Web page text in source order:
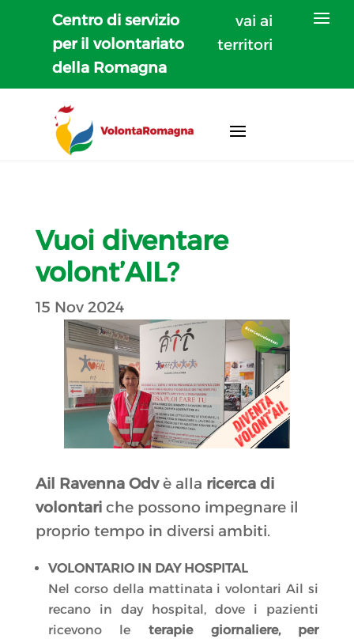
Centro di servizio
per il volontariato
della Romagna
vai ai
territori
Vuoi diventare
volont’AIL?
15 Nov 2024
Ail Ravenna Odvè alla ricerca di
volontariche possono impegnare il
proprio tempo in diversi ambiti.
VOLONTARIO IN DAY HOSPITAL
Nel corso della mattinata i volontari Ail si
recano in day hospital, dove i pazienti
ricevono le terapie giornaliere, per